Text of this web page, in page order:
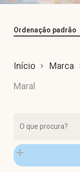
Ordenação padrão
Início
Marca
Maral